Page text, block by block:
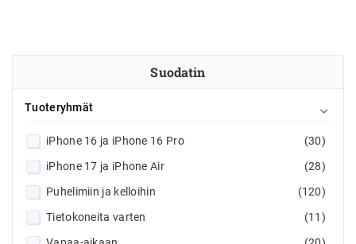
Suodatin
Tuoteryhmät 
iPhone 16 ja iPhone 16 Pro
(30)
iPhone 17 ja iPhone Air
(28)
Puhelimiin ja kelloihin
(120)
Tietokoneita varten
(11)